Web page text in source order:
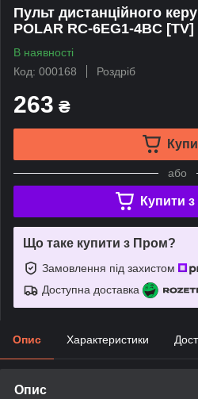
Пульт дистанційного
POLAR RC-6EG1-4BC [TV]
В наявності
Код: 000168
Роздріб
263 ₴
або
Купити з
Що таке купити з Пром?
Замовлення під захистом
Доступна доставка
Опис Характеристики
Опис